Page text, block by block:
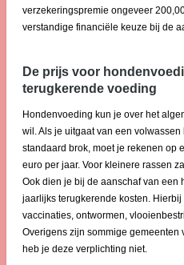
verzekeringspremie ongeveer
verstandige financiële keuze bij de
De prijs voor
terugkerende voeding
Hondenvoeding kun je over het
wil. Als je uitgaat van een
standaard brok, moet je rekenen op
euro per jaar. Voor kleinere rassen
Ook dien je bij de aanschaf van een
jaarlijks terugkerende kosten.
vaccinaties, ontwormen,
Overigens zijn sommige
heb je deze verplichting niet.